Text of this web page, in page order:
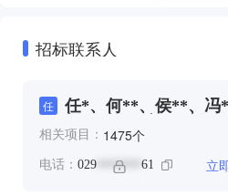
招标联系人
任
任*、何**、侯**、冯
**、卢**、向**、吴**
**、安**、康*、张*
相关项目： 1475个
电话： 029 ******* 61 立